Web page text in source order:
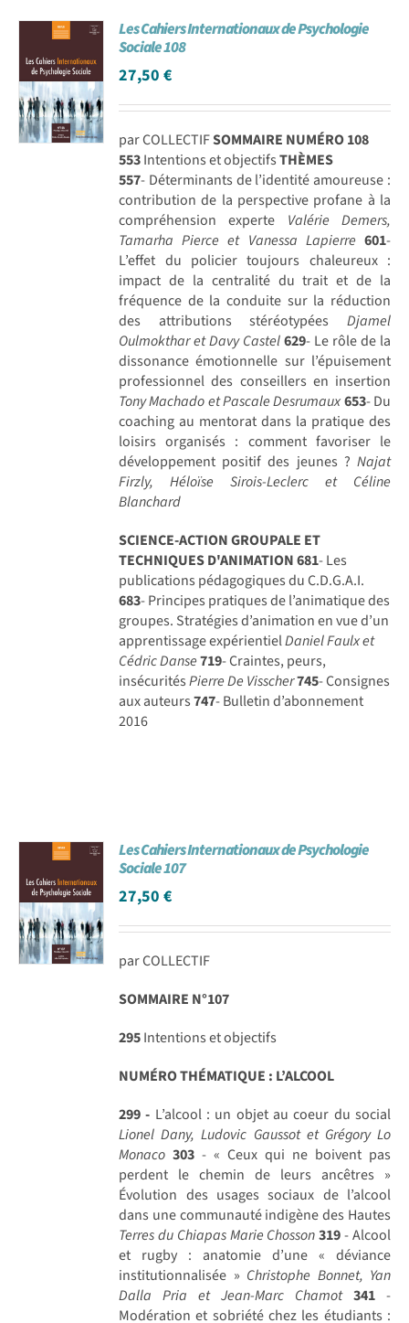
Les Cahiers Internationaux de Psychologie
Sociale 108
27,50€
par COLLECTIFSOMMAIRE NUMÉRO 108
553Intentions et objectifsTHÈMES
557- Déterminants de l’identité amoureuse :
contribution de la perspective profane à la
compréhension experte Valérie Demers,
Tamarha Pierce et Vanessa Lapierre 601-
L’effet du policier toujours chaleureux :
impact de la centralité du trait et de la
fréquence de la conduite sur la réduction
des attributions stéréotypées Djamel
Oulmokthar et Davy Castel629- Le rôle de la
dissonance émotionnelle sur l’épuisement
professionnel des conseillers en insertion
Tony Machado et Pascale Desrumaux653- Du
coaching au mentorat dans la pratique des
loisirs organisés : comment favoriser le
développement positif des jeunes ? Najat
Firzly, Héloïse Sirois-Leclerc et Céline
Blanchard
SCIENCE-ACTION GROUPALE ET
TECHNIQUES D'ANIMATION681- Les
publications pédagogiques du C.D.G.A.I.
683- Principes pratiques de l’animatique des
groupes. Stratégies d’animation en vue d’un
apprentissage expérientielDaniel Faulx et
Cédric Danse719- Craintes, peurs,
insécuritésPierre De Visscher745- Consignes
aux auteurs747- Bulletin d’abonnement
2016
Les Cahiers Internationaux de Psychologie
Sociale 107
27,50€
par COLLECTIF
SOMMAIRE N°107
295Intentions et objectifs
NUMÉRO THÉMATIQUE : L’ALCOOL
299 - L’alcool : un objet au coeur du social
Lionel Dany, Ludovic Gaussot et Grégory Lo
Monaco 303 - « Ceux qui ne boivent pas
perdent le chemin de leurs ancêtres »
Évolution des usages sociaux de l’alcool
dans une communauté indigène des Hautes
Terres du ChiapasMarie Chosson319- Alcool
et rugby : anatomie d’une « déviance
institutionnalisée » Christophe Bonnet, Yan
Dalla Pria et Jean-Marc Chamot 341 -
Modération et sobriété chez les étudiants :